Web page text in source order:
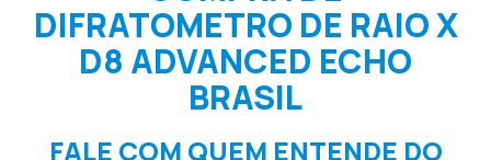
DIFRATOMETRO DE RAIO X
D8 ADVANCED ECHO
BRASIL
FALE COM QUEM ENTENDE DO